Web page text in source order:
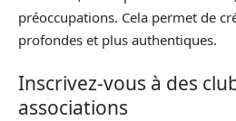
préoccupations. Cela permet de
profondes et plus authentiques.
Inscrivez-vous à des
associations